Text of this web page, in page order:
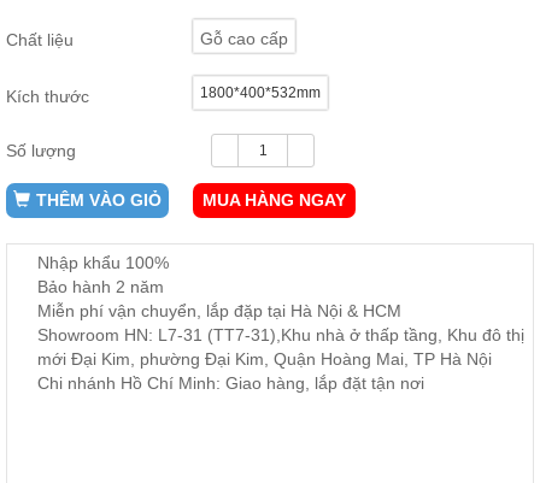
kệ
Công,
Vườn
Phụ
Chất liệu Gỗ cao cấp
Kích thước 1800*400*532mm
Số lượng
THÊM VÀO GIỎ MUA HÀNG NGAY
Nhập khẩu 100%
Bảo hành 2 năm
Miễn phí vận chuyển, lắp đặp tại Hà Nội & HCM
Showroom HN: L7-31 (TT7-31),Khu nhà ở thấp tầng, Khu đô thị
mới Đại Kim, phường Đại Kim, Quận Hoàng Mai, TP Hà Nội
Chi nhánh Hồ Chí Minh: Giao hàng, lắp đặt tận nơi